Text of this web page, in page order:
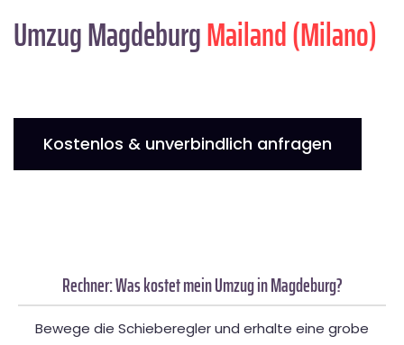
Umzug MagdeburgMailand (Milano)
Kostenlos & unverbindlich anfragen
Rechner: Was kostet mein Umzug in Magdeburg?
Bewege die Schieberegler und erhalte eine grobe